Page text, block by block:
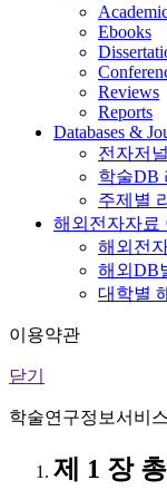
Ebooks
Reviews
Reports
Databases &
전자저
학술DB
주제별
해외전자자료
해외전
해외DB
대학별
이용약관
닫기
학술연구정보서비
제 1 장